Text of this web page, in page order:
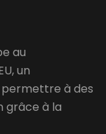
au
un
à des
grâce à la